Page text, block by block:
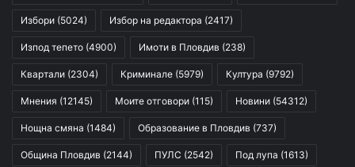
Избори (5024) Избор на редактора (2417)
Изпод тепето (4900) Имоти в Пловдив (238)
Квартали (2304) Криминале (5979) Култура (9792)
Мнения (12145) Моите отговори (115) Новини (54312)
Нощна смяна (1484) Образование в Пловдив (737)
Община Пловдив (2144) ПУЛС (2542) Под лупа (1613)